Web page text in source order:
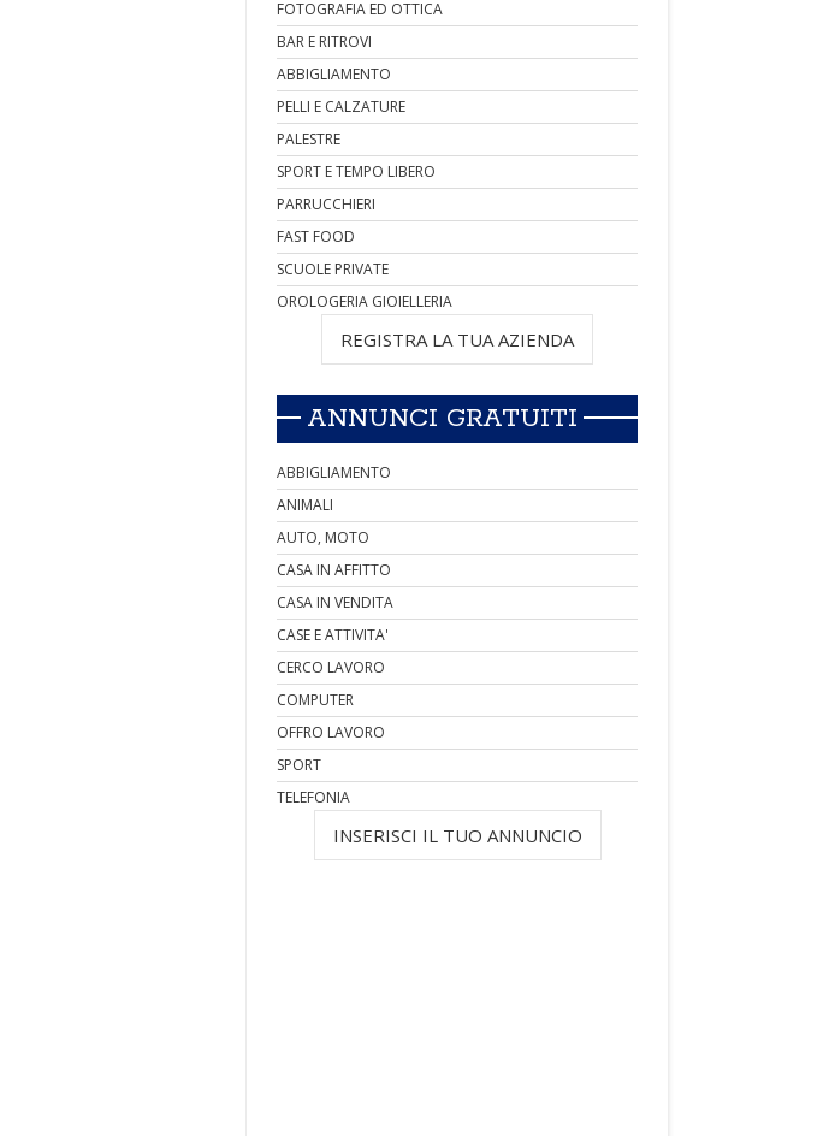
FOTOGRAFIA ED OTTICA
BAR E RITROVI
ABBIGLIAMENTO
PELLI E CALZATURE
PALESTRE
SPORT E TEMPO LIBERO
PARRUCCHIERI
FAST FOOD
SCUOLE PRIVATE
OROLOGERIA GIOIELLERIA
REGISTRA LA TUA AZIENDA
ANNUNCI GRATUITI
ABBIGLIAMENTO
ANIMALI
AUTO, MOTO
CASA IN AFFITTO
CASA IN VENDITA
CASE E ATTIVITA'
CERCO LAVORO
COMPUTER
OFFRO LAVORO
SPORT
TELEFONIA
INSERISCI IL TUO ANNUNCIO